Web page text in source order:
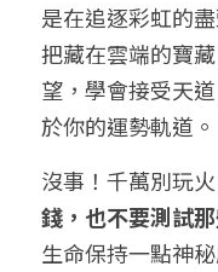
是在追逐彩虹的
把藏在雲端的寶
望，學會接受天
於你的運勢軌道。
沒事！千萬別玩火
錢，也不要測試
生命保持一點神